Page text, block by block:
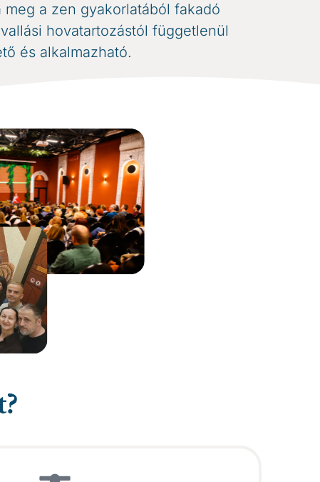
meg a zen gyakorlatából fakadó
hovatartozástól függetlenül
és alkalmazható.